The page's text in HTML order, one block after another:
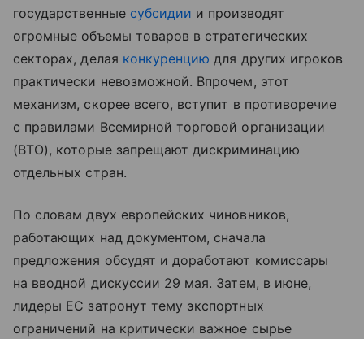
государственные субсидии и производят
огромные объемы товаров в стратегических
секторах, делая конкуренцию для других игроков
практически невозможной. Впрочем, этот
механизм, скорее всего, вступит в противоречие
с правилами Всемирной торговой организации
(ВТО), которые запрещают дискриминацию
отдельных стран.
По словам двух европейских чиновников,
работающих над документом, сначала
предложения обсудят и доработают комиссары
на вводной дискуссии 29 мая. Затем, в июне,
лидеры ЕС затронут тему экспортных
ограничений на критически важное сырье